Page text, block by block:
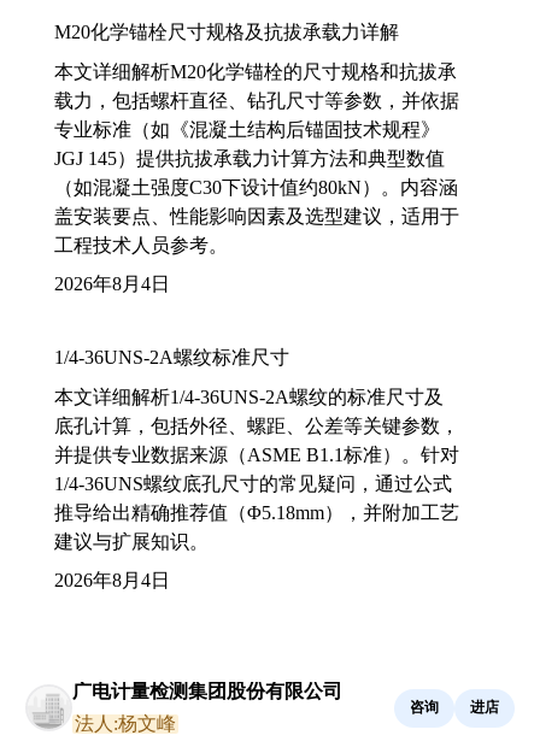
M20化学锚栓尺寸规格及抗拔承载力详解
本文详细解析M20化学锚栓的尺寸规格和抗拔承
载力，包括螺杆直径、钻孔尺寸等参数，并依据
专业标准（如《混凝土结构后锚固技术规程》
JGJ 145）提供抗拔承载力计算方法和典型数值
（如混凝土强度C30下设计值约80kN）。内容涵
盖安装要点、性能影响因素及选型建议，适用于
工程技术人员参考。
2026年8月4日
1/4-36UNS-2A螺纹标准尺寸
本文详细解析1/4-36UNS-2A螺纹的标准尺寸及
底孔计算，包括外径、螺距、公差等关键参数，
并提供专业数据来源（ASME B1.1标准）。针对
1/4-36UNS螺纹底孔尺寸的常见疑问，通过公式
推导给出精确推荐值（Φ5.18mm），并附加工艺
建议与扩展知识。
2026年8月4日
广电计量检测集团股份有限公司
法人:杨文峰
咨询 进店